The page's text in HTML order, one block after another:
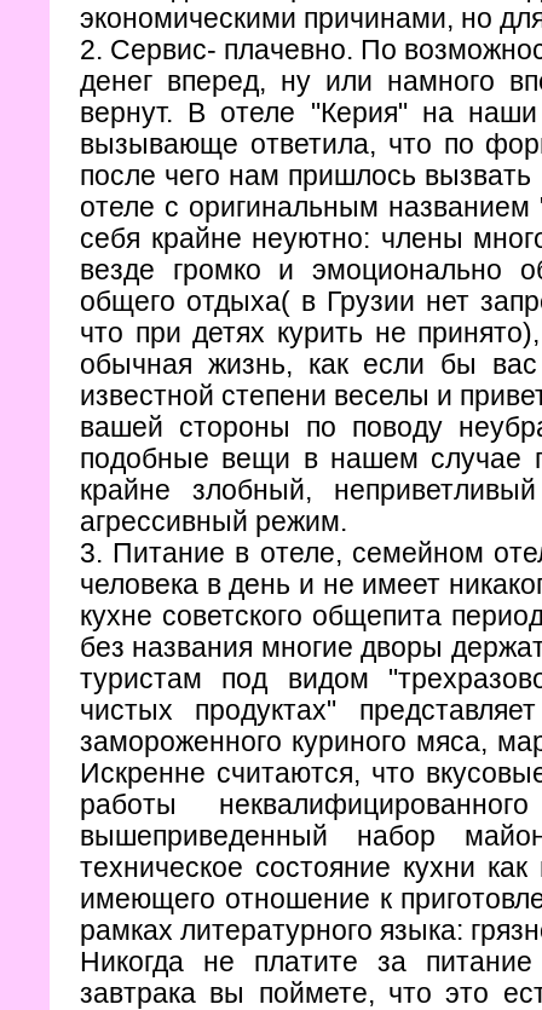
экономическими причинами, но
2. Сервис- плачевно. По
денег вперед, ну или намного
вернут. В отеле "Керия" на наши
вызывающе ответила, что по
после чего нам пришлось
отеле с оригинальным
себя крайне неуютно: члены
везде громко и эмоционально
общего отдыха( в Грузии нет
что при детях курить не
обычная жизнь, как если бы
известной степени веселы и
вашей стороны по поводу
подобные вещи в нашем случае
крайне злобный,
агрессивный режим.
3. Питание в отеле, семейном
человека в день и не имеет
кухне советского общепита
без названия многие дворы
туристам под видом
чистых продуктах"
замороженного куриного мяса,
Искренне считаются, что
работы
вышеприведенный набор
техническое состояние кухни
имеющего отношение к
рамках литературного языка:
Никогда не платите за
завтрака вы поймете, что это